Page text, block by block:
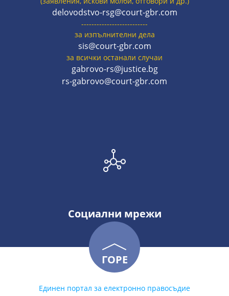
delovodstvo-rsg@court-gbr.com
--------------------------
за изпълнителни дела
sis@court-gbr.com
за всички останали случаи
gabrovo-rs@justice.bg
rs-gabrovo@court-gbr.com
Социални мрежи
ГОРЕ
Единен портал за електронно правосъдие